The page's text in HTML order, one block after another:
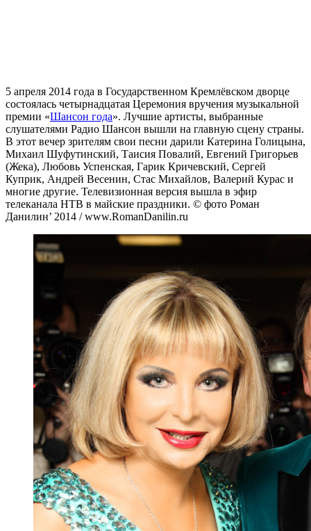
5 апреля 2014 года в Государственном Кремлёвском дворце
состоялась четырнадцатая Церемония вручения музыкальной
премии «Шансон года». Лучшие артисты, выбранные
слушателями Радио Шансон вышли на главную сцену страны.
В этот вечер зрителям свои песни дарили Катерина Голицына,
Михаил Шуфутинский, Таисия Повалий, Евгений Григорьев
(Жека), Любовь Успенская, Гарик Кричевский, Сергей
Куприк, Андрей Весенин, Стас Михайлов, Валерий Курас и
многие другие. Телевизионная версия вышла в эфир
телеканала НТВ в майские праздники. © фото Роман
Данилин’ 2014 / www.RomanDanilin.ru